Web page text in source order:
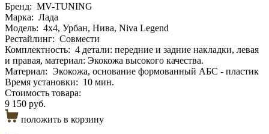
Бренд: MV-TUNING
Марка: Лада
Модель: 4х4, Урбан, Нива, Niva Legend
Рестайлинг: Совмести
Комплектность: 4 детали: передние и задние накладки, левая
и правая, материал: Экокожа высокого качества.
Материал: Экокожа, основание формованный АБС - пластик
Время установки: 10 мин.
Стоимость товара:
9 150 руб.
положить в корзину